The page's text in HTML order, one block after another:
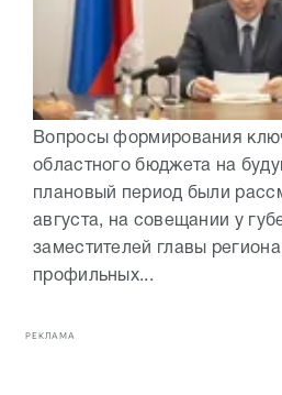
Вопросы формирования
областного бюджета на
плановый период были
августа, на совещании у
заместителей главы
профильных...
РЕКЛАМА